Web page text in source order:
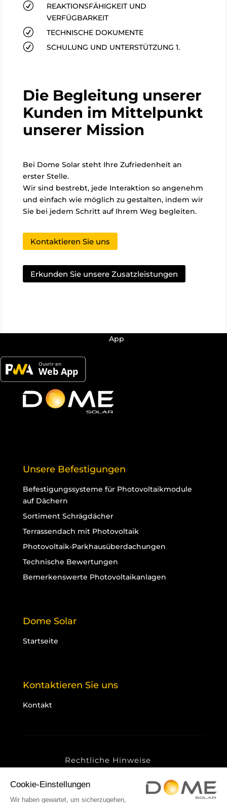
R
REAKTIONSFÄHIGKEIT UND
VERFÜGBARKEIT
R TECHNISCHE DOKUMENTE
R SCHULUNG UND UNTERSTÜTZUNG 1.
Die Begleitung unserer
Kunden im Mittelpunkt
unserer Mission
Bei Dome Solar steht Ihre Zufriedenheit an
erster Stelle.
Wir sind bestrebt, jede Interaktion so angenehm
und einfach wie möglich zu gestalten, indem wir
Sie bei jedem Schritt auf Ihrem Weg begleiten.
Kontaktieren Sie uns
Erkunden Sie unsere Zusatzleistungen
App
Unsere Befestigungen
Befestigungssysteme für Photovoltaikmodule
auf Dächern
Sortiment Schrägdächer
Terrassendach mit Photovoltaik
Photovoltaik-Parkhausüberdachungen
Technische Bewertungen
Bemerkenswerte Photovoltaikanlagen
Dome Solar
Startseite
Kontaktieren Sie uns
Kontakt
Rechtliche Hinweise
Cookies